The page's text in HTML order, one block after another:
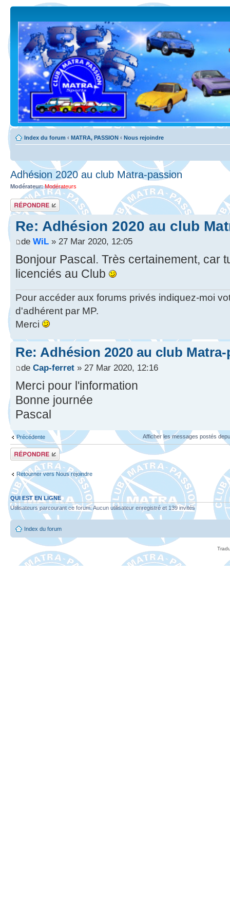
Index du forum ‹ MATRA, PASSION ‹ Nous rejoindre
Adhésion 2020 au club Matra-passion
Modérateur: Modérateurs
Répondre
Re: Adhésion 2020 au club
de WiL » 27 Mar 2020, 12:05
Bonjour Pascal. Très certainement, car
licenciés au Club
Pour accéder aux forums privés indiquez-moi
d'adhérent par MP.
Merci
Re: Adhésion 2020 au club
de Cap-ferret » 27 Mar 2020, 12:16
Merci pour l'information
Bonne journée
Pascal
Précédente Afficher les messages postés
Répondre
Retourner vers Nous rejoindre
QUI EST EN LIGNE
Utilisateurs parcourant ce forum: Aucun utilisateur enregistré et 139 invités
Index du forum